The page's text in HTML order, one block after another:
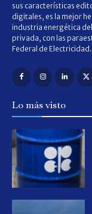
sus características
digitales, es la mejor
industria energética
privada, con las
Federal de Electricidad.
Lo más visto